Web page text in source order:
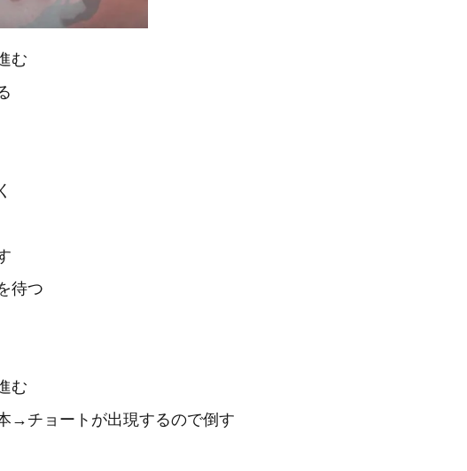
む
待つ
む
→チョートが出現するので倒す